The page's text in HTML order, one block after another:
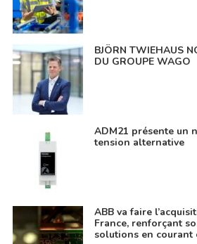
BJÖRN TWIEHAUS
DU GROUPE WAGO
ADM21 présente un
tension alternative
ABB va faire
France, renforçant
solutions en courant